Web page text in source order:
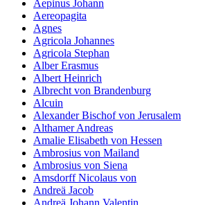
Aepinus Johann
Aereopagita
Agnes
Agricola Johannes
Agricola Stephan
Alber Erasmus
Albert Heinrich
Albrecht von Brandenburg
Alcuin
Alexander Bischof von Jerusalem
Althamer Andreas
Amalie Elisabeth von Hessen
Ambrosius von Mailand
Ambrosius von Siena
Amsdorff Nicolaus von
Andreä Jacob